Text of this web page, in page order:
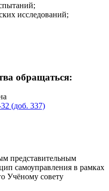
исследований;
обращаться:
(доб. 337)
представительным
самоуправления в рамках
Учёному совету